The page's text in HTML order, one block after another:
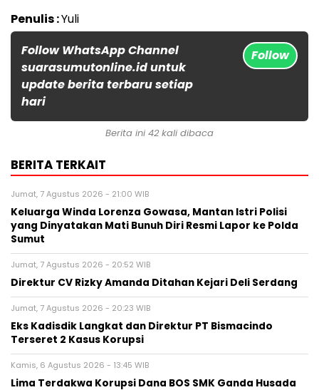
Penulis :Yuli
Follow WhatsApp Channel
suarasumutonline.id untuk
update berita terbaru setiap
hari
Follow
Berita ini 42 kali dibaca
BERITA TERKAIT
Jumat, 7 Agustus 2026 - 21:00 WIB
Keluarga Winda Lorenza Gowasa, Mantan Istri Polisi
yang Dinyatakan Mati Bunuh Diri Resmi Lapor ke Polda
Sumut
Jumat, 7 Agustus 2026 - 20:52 WIB
Direktur CV Rizky Amanda Ditahan Kejari Deli Serdang
Jumat, 7 Agustus 2026 - 20:23 WIB
Eks Kadisdik Langkat dan Direktur PT Bismacindo
Terseret 2 Kasus Korupsi
Kamis, 6 Agustus 2026 - 13:45 WIB
Lima Terdakwa Korupsi Dana BOS SMK Ganda Husada